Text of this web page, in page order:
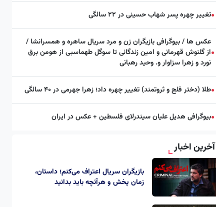
●تغییر چهره پسر شهاب حسینی در ۲۲ سالگی
●
عکس ها / بیوگرافی بازیگران زن و مرد سریال ساهره و همسرانشا /
از گلنوش قهرمانی و امین زندگانی تا سوگل طهماسبی از هومن برق
نورد و زهرا سزاوار و. وحید رهبانی
●طلا (دختر فلج و ثروتمند) تغییر چهره داد؛ زهرا جهرمی در ۴۰ سالگی
●بیوگرافی هدیل علیان سیندرلای فلسطین + عکس در ایران
آخرین اخبار
بازیگران سریال اعتراف می‌کنم؛ داستان،
زمان پخش و هرآنچه باید بدانید